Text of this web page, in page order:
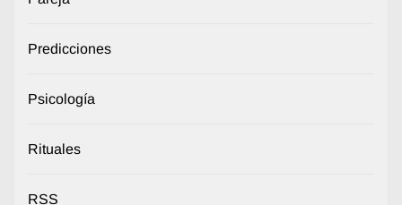
Predicciones
Psicología
Rituales
RSS